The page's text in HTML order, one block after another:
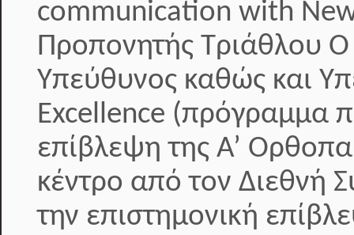
communication with
Προπονητής Τριάθλου Ο
Υπεύθυνος καθώς και
Excellence (πρόγραμμα
επίβλεψη της Α’
κέντρο από τον Διεθνή
την επιστημονική